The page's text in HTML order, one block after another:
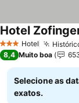
3 EstrelasHotel
Hotel
8,4 Muito boa
Selecione as
exatos.